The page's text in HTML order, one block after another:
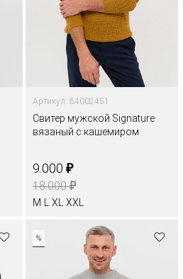
Артикул: 84002451
Свитер мужской Signature
вязаный с кашемиром
9.000 ₽
18.000₽
M L XL XXL
%